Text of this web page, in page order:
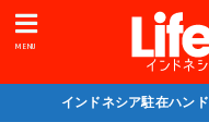
MENU
インドネシア駐在ハン